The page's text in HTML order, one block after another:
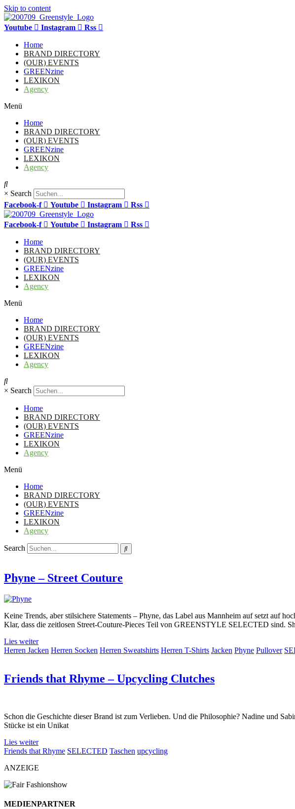
Skip to content
Youtube Instagram Rss
Home
BRAND DIRECTORY
(OUR) EVENTS
GREENzine
LEXIKON
Agency
Menü
Home
BRAND DIRECTORY
(OUR) EVENTS
GREENzine
LEXIKON
Agency
× Search
Facebook-f
Youtube Instagram Rss
Facebook-f Youtube Instagram Rss
Home
BRAND DIRECTORY
(OUR) EVENTS
GREENzine
LEXIKON
Agency
Menü
Home
BRAND DIRECTORY
(OUR) EVENTS
GREENzine
LEXIKON
Agency
× Search
Home
BRAND DIRECTORY
(OUR) EVENTS
GREENzine
LEXIKON
Agency
Menü
Home
BRAND DIRECTORY
(OUR) EVENTS
GREENzine
LEXIKON
Agency
Search
Phyne – Street Couture
Keine Trends, aber stilsichere Statements – Phyne, das Label aus Mannheim auf setzt auf
Klar, dass die zeitlosen Street-Couture-Pieces Teil von GREENSTYLE SELECTED sind.
Lies weiter
Herren Jacken Herren Socken Herren Sweatshirts Herren T-Shirts Jacken Phyne Pullover
Friends that Rhyme – Upcycling Clutches
Schon die Geschichte dieser Brand ist zum Verlieben. Und die Philosophie? Nadine und
Stücke ist ein Unikat
Lies weiter
Friends that Rhyme SELECTED Taschen upcycling
ANZEIGE
MEDIENPARTNER